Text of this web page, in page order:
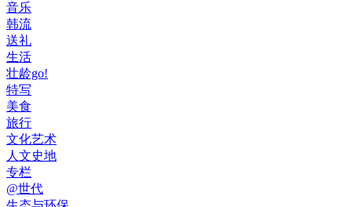
音乐
韩流
送礼
生活
壮龄go!
特写
美食
旅行
文化艺术
人文史地
专栏
@世代